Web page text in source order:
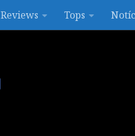
Reviews Tops